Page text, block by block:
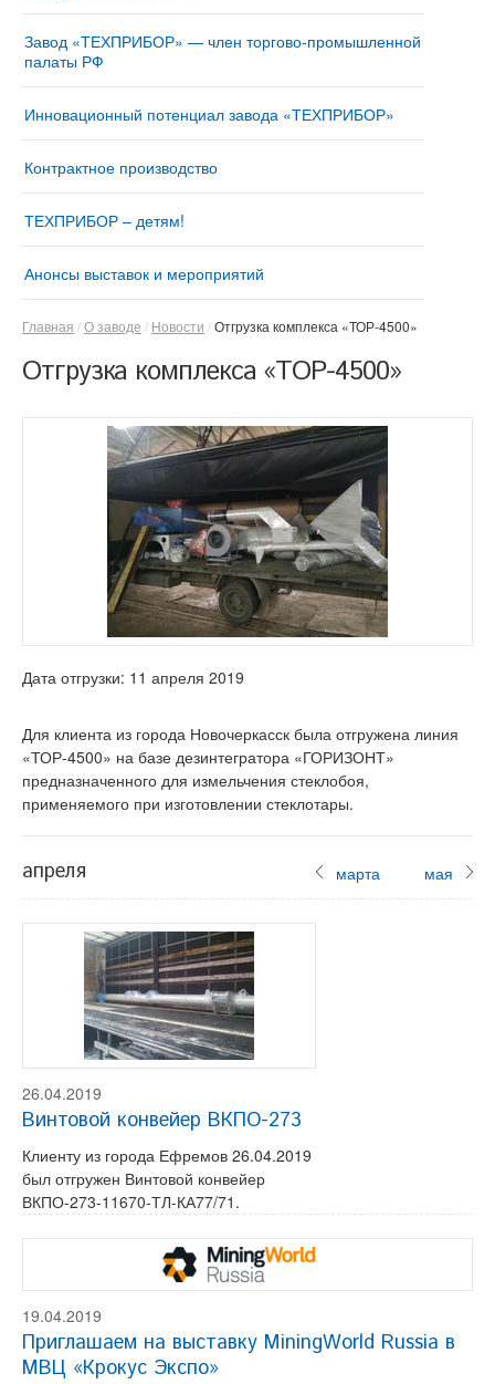
Завод «ТЕХПРИБОР» — член торгово-промышленной
палаты РФ
Инновационный потенциал завода «ТЕХПРИБОР»
Контрактное производство
ТЕХПРИБОР – детям!
Анонсы выставок и мероприятий
Главная О заводе Новости Отгрузка комплекса «ТОР-4500»
Отгрузка комплекса «ТОР-4500»
Дата отгрузки: 11 апреля 2019
Для клиента из города Новочеркасск была отгружена линия
«ТОР-4500» на базе дезинтегратора «ГОРИЗОНТ»
предназначенного для измельчения стеклобоя,
применяемого при изготовлении стеклотары.
марта мая
апреля
26.04.2019
Винтовой конвейер ВКПО-273
Клиенту из города Ефремов 26.04.2019
был отгружен Винтовой конвейер
ВКПО-273-11670-ТЛ-КА77/71.
19.04.2019
Приглашаем на выставку MiningWorld Russia в
МВЦ «Крокус Экспо»